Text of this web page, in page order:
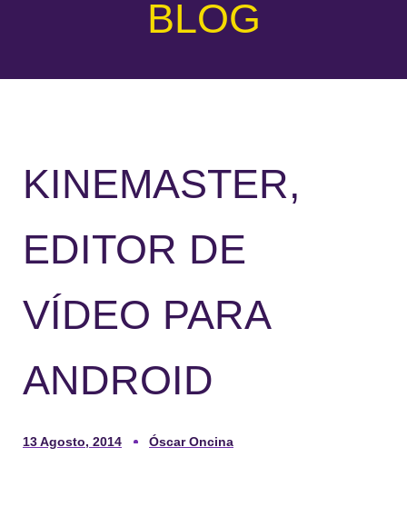
BLOG
KINEMASTER,
EDITOR DE
VÍDEO PARA
ANDROID
13 Agosto, 2014 Óscar Oncina